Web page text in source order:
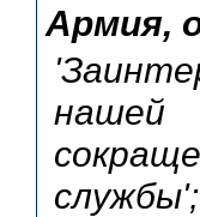
Армия,
нашей